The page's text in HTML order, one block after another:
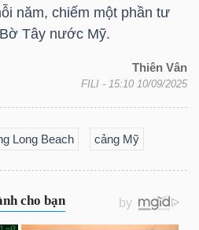
năm, chiếm một phần tư
Tây nước Mỹ.
Thiên Vân
FILI - 15:10 10/09/2025
Long Beach cảng Mỹ